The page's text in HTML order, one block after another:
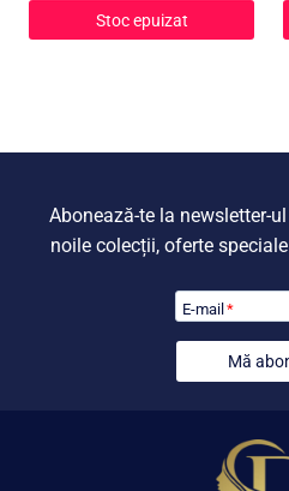
Stoc epuizat
Abonează-te la newsletter-
noile colecții, oferte
E-mail *
Mă